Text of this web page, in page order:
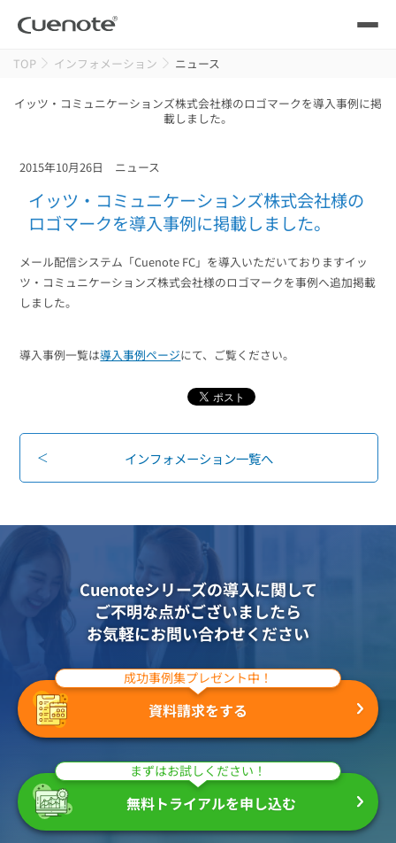
製品
メールリレーサーバー
kintone（キントーン）メール配信
Webプッシュ通知サービス
アンケートシステム・フォーム
緊急参集・安否確認
SNSプロモーション支援事業
（当社グループ企業）
活用シーントップ
会員獲得／ニーズ把握
コストを抑える
効果改善・顧客育成
システム連携・効率化
セキュリティ対策
導入事例
サポート
セミナー
ブログ・各種資料トップ
資料ダウンロード
資料請求・お問い合わせ
無料トライアル
東京03-6820-0515 大阪06-6131-9960
TOP インフォメーション ニュース
イッツ・コミュニケーションズ株式会社様のロゴマークを導入事例に掲
載しました。
2015年10月26日 ニュース
イッツ・コミュニケーションズ株式会社様の
ロゴマークを導入事例に掲載しました。
メール配信システム「Cuenote FC」を導入いただいておりますイッ
ツ・コミュニケーションズ株式会社様のロゴマークを事例へ追加掲載
しました。
導入事例一覧は導入事例ページにて、ご覧ください。
インフォメーション一覧へ
Cuenoteシリーズの導入に関して
ご不明な点がございましたら
お気軽にお問い合わせください
成功事例集プレゼント中！
資料請求をする
まずはお試しください！
無料トライアルを申し込む